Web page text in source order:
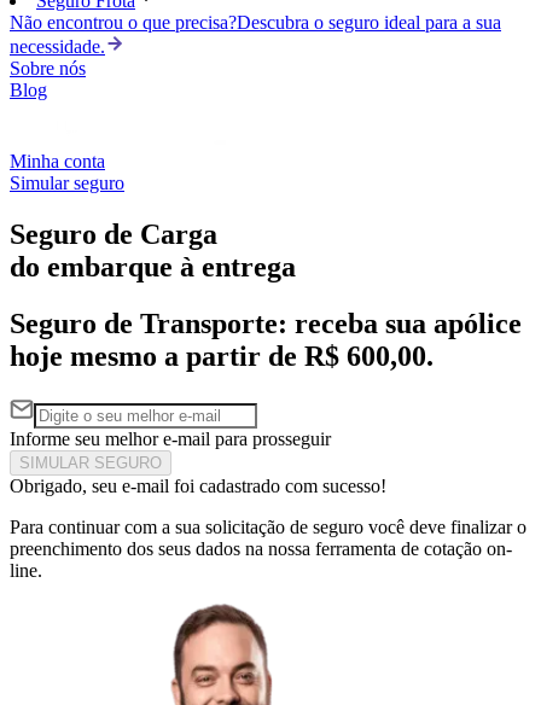
Não encontrou o que precisa?Descubra o seguro ideal para a sua
necessidade.
Sobre nós
Blog
Minha conta
Simular seguro
Seguro de Carga
do embarque à entrega
Seguro de Transporte: receba sua apólice
hoje mesmo a partir de R$ 600,00.
Informe seu melhor e-mail para prosseguir
SIMULAR SEGURO
Obrigado, seu e-mail foi cadastrado com sucesso!
Para continuar com a sua solicitação de seguro você deve finalizar o
preenchimento dos seus dados na nossa ferramenta de cotação on-
line.